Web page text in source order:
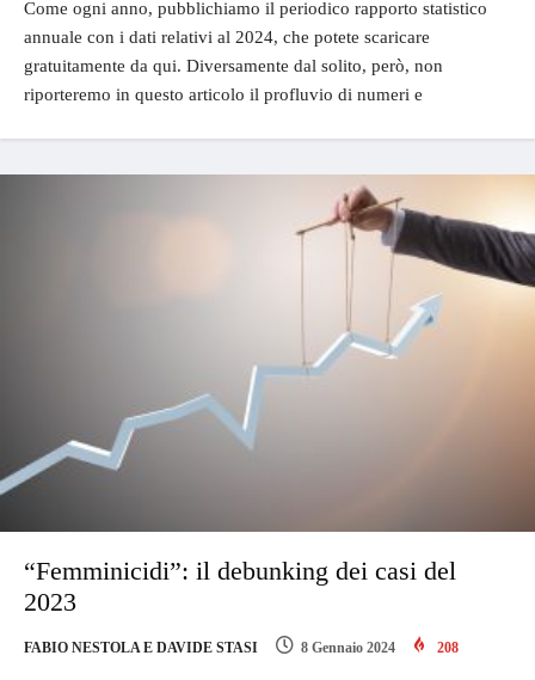
Come ogni anno, pubblichiamo il periodico rapporto statistico
annuale con i dati relativi al 2024, che potete scaricare
gratuitamente da qui. Diversamente dal solito, però, non
riporteremo in questo articolo il profluvio di numeri e
“Femminicidi”: il debunking dei casi del
2023
FABIO NESTOLA E DAVIDE STASI 8 Gennaio 2024 208